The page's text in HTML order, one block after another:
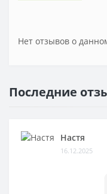
Нет отзывов о
Последние
Настя
16.12.2025